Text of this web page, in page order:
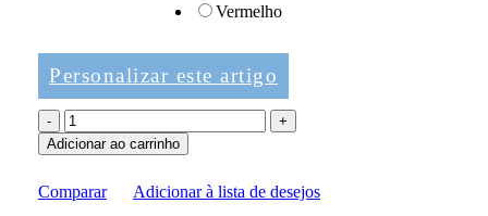
Vermelho
Personalizar este artigo
Adicionar ao carrinho
Comparar Adicionar à lista de desejos